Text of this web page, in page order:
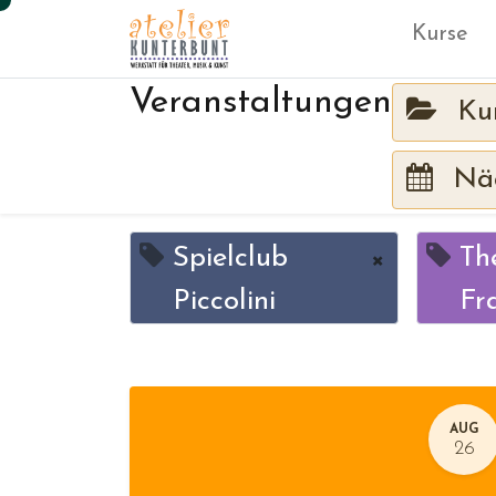
Kurse
Veranstaltungen
Spielclub
Piccolini
×
AUG
26